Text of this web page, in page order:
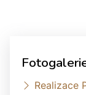
Realizace